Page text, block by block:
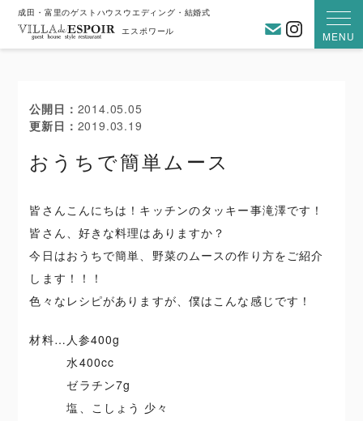
成田・富里のゲストハウスウエディング・結婚式
エスポワール
MENU
お問い合わ
公開日
2014.05.05
更新日
2019.03.19
おうちで簡単ムース
皆さんこんにちは！キッチンのタッキー事滝澤です！
皆さん、好きな料理はありますか？
今日はおうちで簡単、野菜のムースの作り方をご紹介
します！！！
色々なレシピがありますが、僕はこんな感じです！
材料…人参400g
水400cc
ゼラチン7g
塩、こしょう 少々